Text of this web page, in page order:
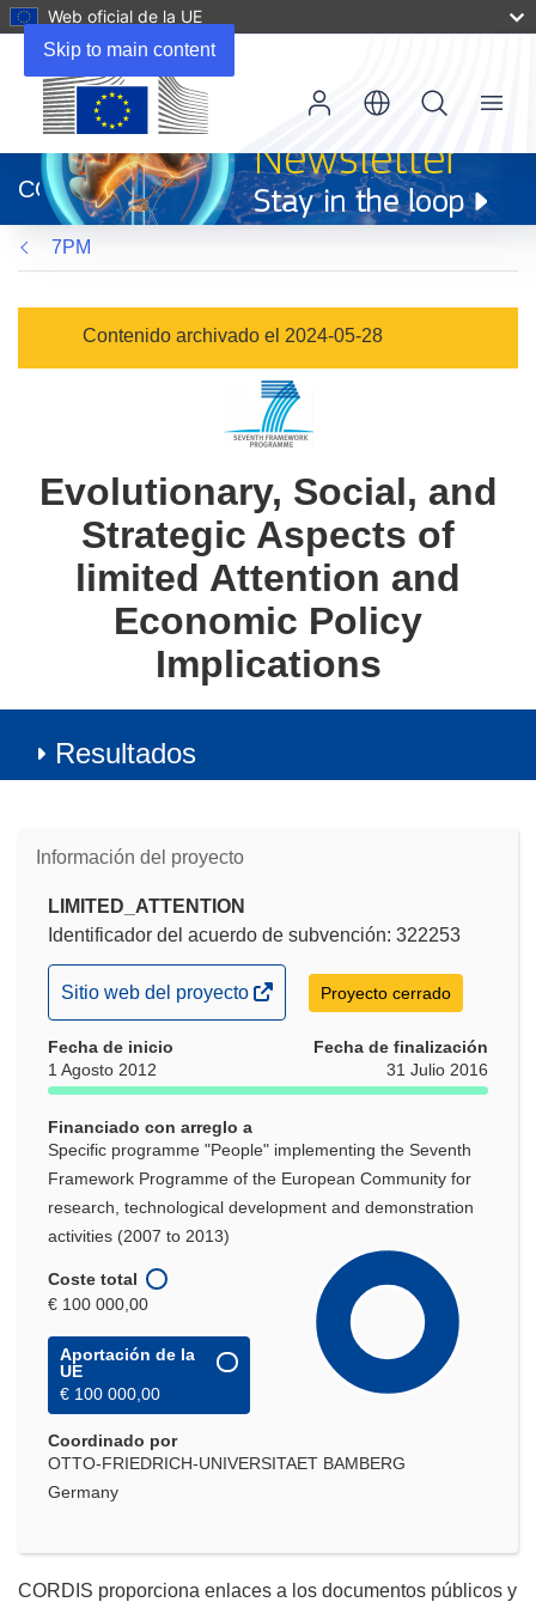
Skip to main content
Web oficial de la UE
abrirá
en
una
nueva
ventana)
CORDIS
Menu
7PM
Contenido archivado el 2024-05-28
Evolutionary, Social, and
Strategic Aspects of
limited Attention and
Economic Policy
Implications
Resultados
Información del proyecto
LIMITED_ATTENTION
Identificador del acuerdo de subvención: 322253
(se
abrirá
en
una
ventana)
Sitio web del proyecto Proyecto cerrado
Fecha de inicio
1 Agosto 2012
Fecha de finalización
31 Julio 2016
Financiado con arreglo a
Specific programme "People" implementing the Seventh
Framework Programme of the European Community for
research, technological development and demonstration
activities (2007 to 2013)
Coste total
€ 100 000,00
Aportación de la
UE
€ 100 000,00
Coordinado por
OTTO-FRIEDRICH-UNIVERSITAET BAMBERG
Germany
CORDIS proporciona enlaces a los documentos públicos y